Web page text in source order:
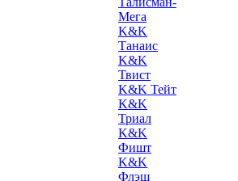
Мега
K&K
Танаис
K&K
Твист
K&K Тейт
K&K
Триал
K&K
Фишт
K&K
Флэш